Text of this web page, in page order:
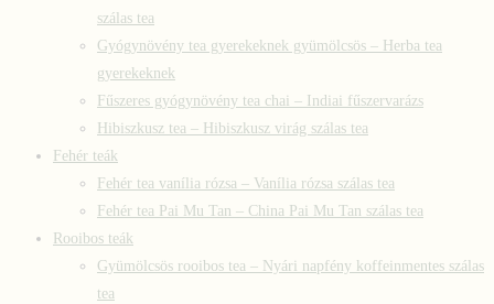
szálas tea
Gyógynövény tea gyerekeknek gyümölcsös – Herba tea
gyerekeknek
Fűszeres gyógynövény tea chai – Indiai fűszervarázs
Hibiszkusz tea – Hibiszkusz virág szálas tea
Fehér teák
Fehér tea vanília rózsa – Vanília rózsa szálas tea
Fehér tea Pai Mu Tan – China Pai Mu Tan szálas tea
Rooibos teák
Gyümölcsös rooibos tea – Nyári napfény koffeinmentes szálas
tea